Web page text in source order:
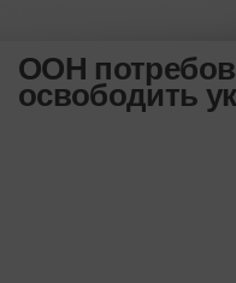
ООН
освободить